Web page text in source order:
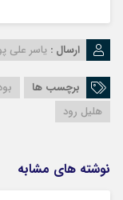
ارسال : یاسر علی
برچسب ها
هلیل رود
نوشته های مشابه